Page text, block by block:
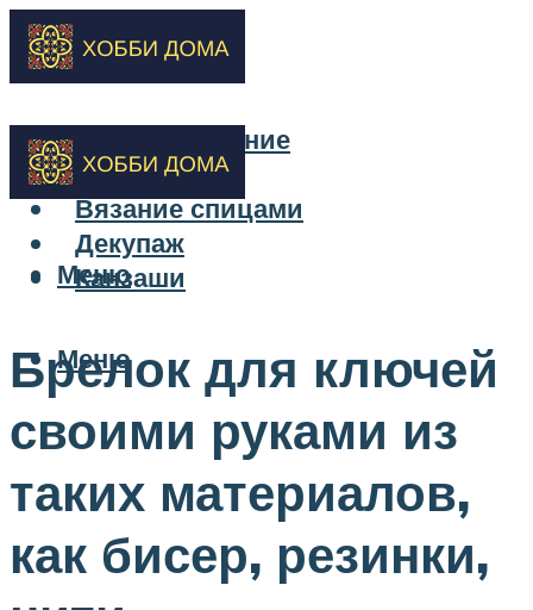
Бисероплетение
Вышивка
Вязание спицами
Декупаж
Канзаши
Меню
Меню
Брелок для ключей
своими руками из
таких материалов,
как бисер, резинки,